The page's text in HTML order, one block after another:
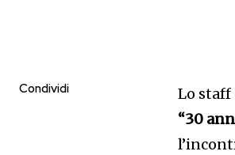
Condividi Lo
“30